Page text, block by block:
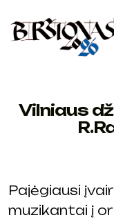
Vilniaus
Pajėgiausi
muzikantai į